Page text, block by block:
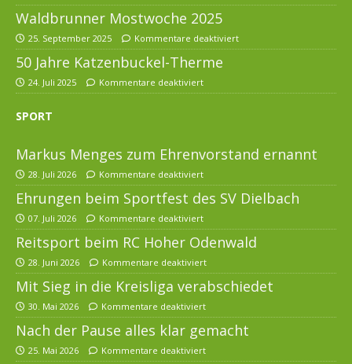
Waldbrunner Mostwoche 2025
25. September 2025 Kommentare deaktiviert
50 Jahre Katzenbuckel-Therme
24. Juli 2025 Kommentare deaktiviert
SPORT
Markus Menges zum Ehrenvorstand ernannt
28. Juli 2026 Kommentare deaktiviert
Ehrungen beim Sportfest des SV Dielbach
07. Juli 2026 Kommentare deaktiviert
Reitsport beim RC Hoher Odenwald
28. Juni 2026 Kommentare deaktiviert
Mit Sieg in die Kreisliga verabschiedet
30. Mai 2026 Kommentare deaktiviert
Nach der Pause alles klar gemacht
25. Mai 2026 Kommentare deaktiviert